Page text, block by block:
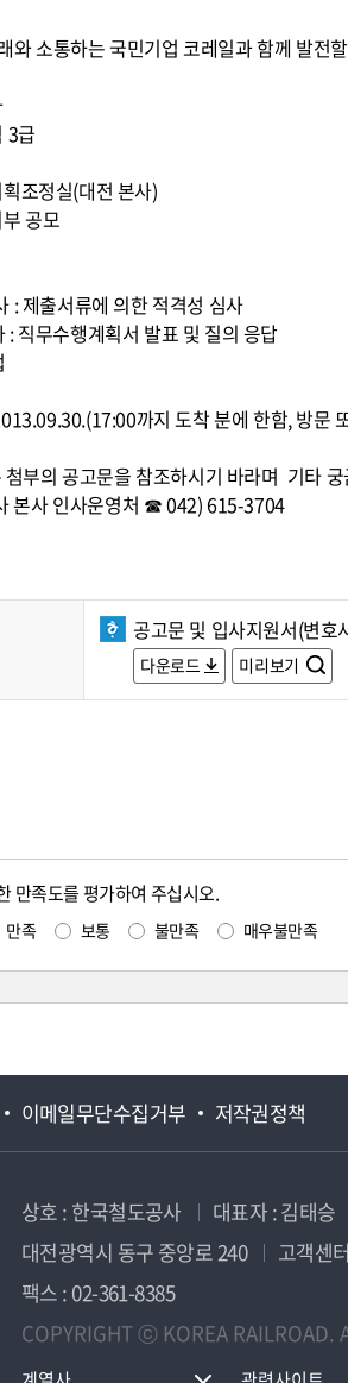
와 소통하는 국민기업 코레일과 함께 발전
3급
조정실(대전 본사)
공모
: 제출서류에 의한 적격성 심사
: 직무수행계획서 발표 및 질의 응답
까지 도착 분에 한함, 방문
부의 공고문을 참조하시기 바라며 기타
본사 인사운영처 ☎ 042) 615-3704
공고문 및 입사지원서(변호
다운로드 미리보기
만족도를 평가하여 주십시오.
만족 보통 불만족 매우불만족
이메일무단수집거부 저작권정책
상호 : 한국철도공사 대표자 : 김태승
대전광역시 동구 중앙로 240
고객센
팩스 : 02-361-8385
COPYRIGHT ⓒ KOREA RAILROAD.